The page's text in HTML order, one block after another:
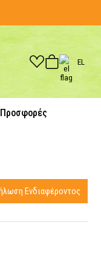
EL
Προσφορές
Ενδιαφέροντος